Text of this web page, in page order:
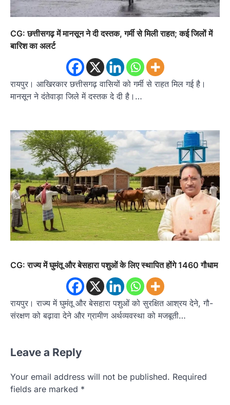
CG: छत्तीसगढ़ में मानसून ने दी दस्तक, गर्मी से मिली राहत; कई जिलों में
बारिश का अलर्ट
रायपुर। आखिरकार छत्तीसगढ़ वासियों को गर्मी से राहत मिल गई है।
मानसून ने दंतेवाड़ा जिले में दस्तक दे दी है।…
CG: राज्य में घुमंतू और बेसहारा पशुओं के लिए स्थापित होंगे 1460 गौधाम
रायपुर। राज्य में घुमंतू और बेसहारा पशुओं को सुरक्षित आश्रय देने, गौ-
संरक्षण को बढ़ावा देने और ग्रामीण अर्थव्यवस्था को मजबूती…
Leave a Reply
Your email address will not be published. Required
fields are marked *